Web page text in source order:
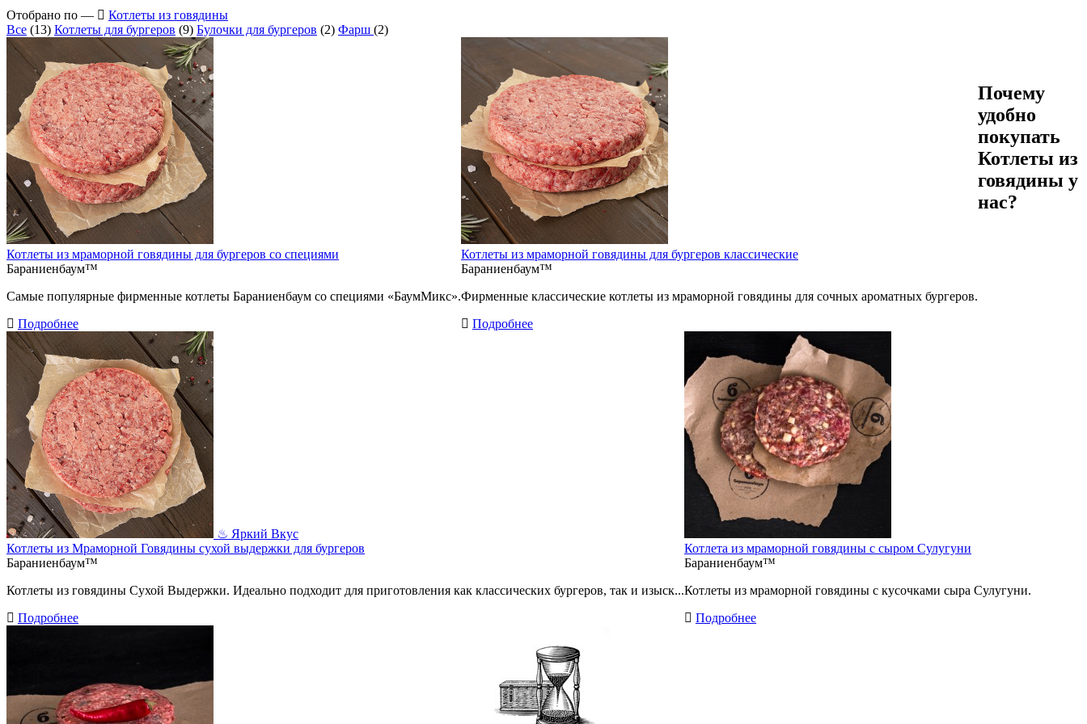
Отобрано по —
Котлеты из говядины
Все (13) Котлеты для бургеров (9) Булочки для бургеров (2) Фарш (2)
Котлеты из мраморной говядины для бургеров со специями
Бараниенбаум™
Самые популярные фирменные котлеты Бараниенбаум со специями «БаумМикс».
Подробнее
Котлеты из мраморной говядины для бургеров классические
Бараниенбаум™
Фирменные классические котлеты из мраморной говядины для сочных ароматных бургеров.
Подробнее
♨︎ Яркий Вкус
Котлеты из Мраморной Говядины сухой выдержки для бургеров
Бараниенбаум™
Котлеты из говядины Сухой Выдержки. Идеально подходит для приготовления как классических бургеров, так и изыск...
Подробнее
Котлета из мраморной говядины с сыром Сулугуни
Бараниенбаум™
Котлеты из мраморной говядины с кусочками сыра Сулугуни.
Подробнее
Почему
удобно
покупать
Котлеты из
говядины у
нас?